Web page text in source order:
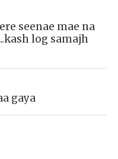
seenae mae na
log samajh
gaya